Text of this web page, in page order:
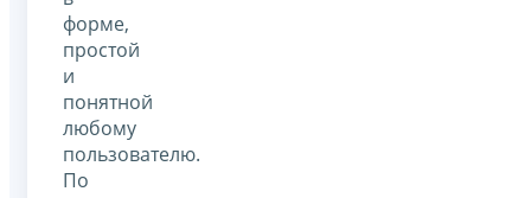
форме,
простой
и
понятной
любому
пользователю.
По